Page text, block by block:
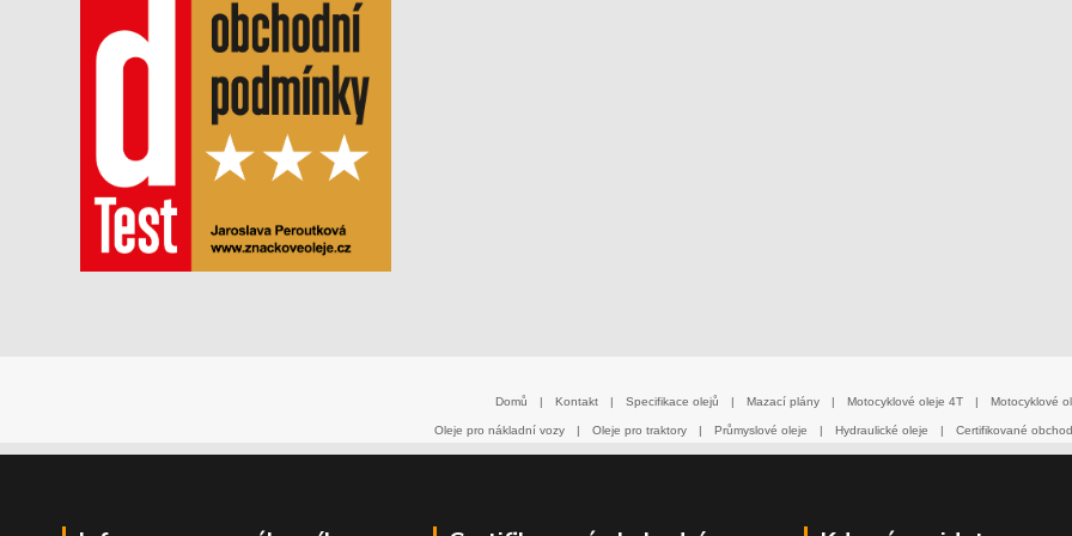
Domů | Kontakt | Specifikace olejů | Mazací plány | Motocyklové oleje 4T | Motocyklové
Oleje pro nákladní vozy | Oleje pro traktory | Průmyslové oleje | Hydraulické oleje | Certifikované